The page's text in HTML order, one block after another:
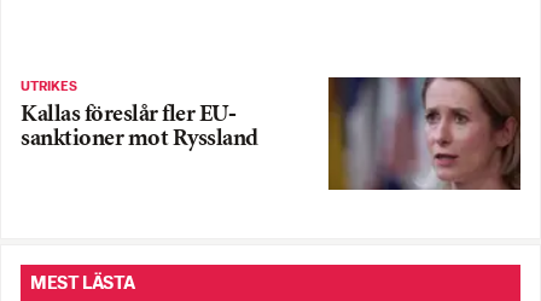
UTRIKES
Kallas föreslår fler EU-
sanktioner mot Ryssland
MEST LÄSTA